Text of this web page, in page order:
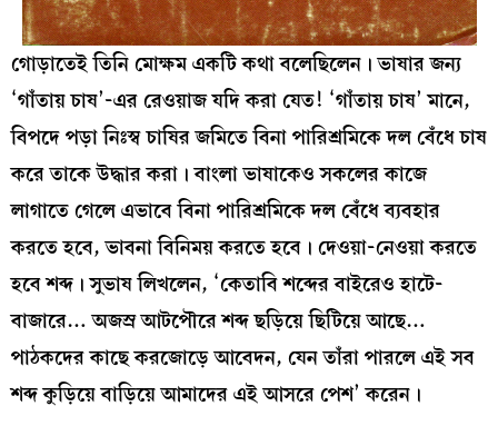
গোড়াতেই তিনি মোক্ষম একটি কথা বলেছিলেন। ভাষার জন্য
‘গাঁতায় চাষ’-এর রেওয়াজ যদি করা যেত! ‘গাঁতায় চাষ’ মানে,
বিপদে পড়া নিঃস্ব চাষির জমিতে বিনা পারিশ্রমিকে দল বেঁধে চাষ
করে তাকে উদ্ধার করা। বাংলা ভাষাকেও সকলের কাজে
লাগাতে গেলে এভাবে বিনা পারিশ্রমিকে দল বেঁধে ব্যবহার
করতে হবে, ভাবনা বিনিময় করতে হবে। দেওয়া-নেওয়া করতে
হবে শব্দ। সুভাষ লিখলেন, ‘কেতাবি শব্দের বাইরেও হাটে-
বাজারে… অজস্র আটপৌরে শব্দ ছড়িয়ে ছিটিয়ে আছে…
পাঠকদের কাছে করজোড়ে আবেদন, যেন তাঁরা পারলে এই সব
শব্দ কুড়িয়ে বাড়িয়ে আমাদের এই আসরে পেশ’ করেন।